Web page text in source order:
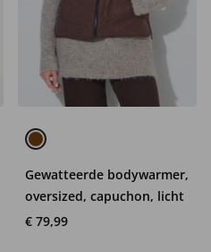
Gewatteerde bodywarmer,
oversized, capuchon, licht
€ 79,99